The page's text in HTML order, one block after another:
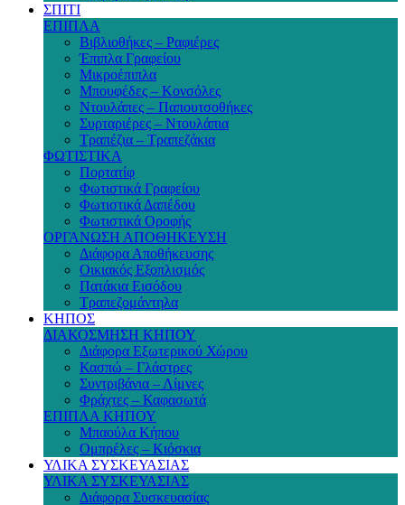
ΣΠΙΤΙ
ΕΠΙΠΛΑ
Βιβλιοθήκες – Ραφιέρες
Έπιπλα Γραφείου
Μικροέπιπλα
Μπουφέδες – Κονσόλες
Ντουλάπες – Παπουτσοθήκες
Συρταριέρες – Ντουλάπια
Τραπέζια – Τραπεζάκια
ΦΩΤΙΣΤΙΚΑ
Πορτατίφ
Φωτιστικά Γραφείου
Φωτιστικά Δαπέδου
Φωτιστικά Οροφής
ΟΡΓΑΝΩΣΗ ΑΠΟΘΗΚΕΥΣΗ
Διάφορα Αποθήκευσης
Οικιακός Εξοπλισμός
Πατάκια Εισόδου
Τραπεζομάντηλα
ΚΗΠΟΣ
ΔΙΑΚΟΣΜΗΣΗ ΚΗΠΟΥ
Διάφορα Εξωτερικού Χώρου
Κασπώ – Γλάστρες
Συντριβάνια – Λίμνες
Φράχτες – Καφασωτά
ΕΠΙΠΛΑ ΚΗΠΟΥ
Μπαούλα Κήπου
Ομπρέλες – Κιόσκια
ΥΛΙΚΑ ΣΥΣΚΕΥΑΣΙΑΣ
ΥΛΙΚΑ ΣΥΣΚΕΥΑΣΙΑΣ
Διάφορα Συσκευασίας